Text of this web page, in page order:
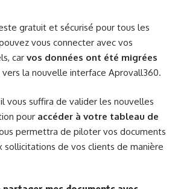
gratuit et sécurisé pour tous les
vous connecter avec vos
car vos données ont été migrées
vers la nouvelle interface Aprovall360.
vous suffira de valider les nouvelles
pour accéder à votre tableau de
permettra de piloter vos documents
sollicitations de vos clients de manière